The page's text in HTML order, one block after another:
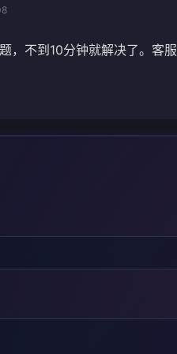
，不到10分钟就解决了。客